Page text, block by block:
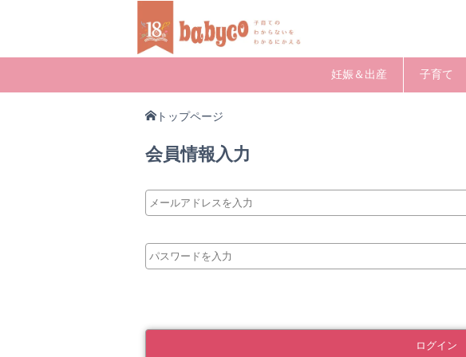
妊娠＆出産 子育て
トップページ
会員情報入力
ログイン